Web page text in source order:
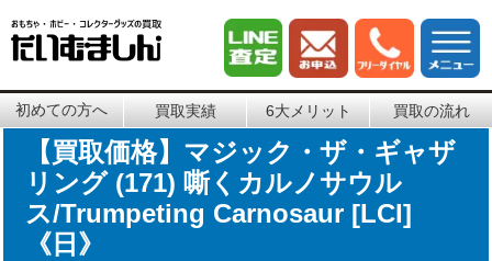
初めての方へ 買取実績 6大メリット 買取の流れ
【買取価格】マジック・ザ・ギャザ
リング (171) 嘶くカルノサウル
ス/Trumpeting Carnosaur [LCI]
《日》